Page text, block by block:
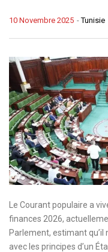
-Tunisie
10 Novembre 2025
Le Courant populaire a
finances 2026,
Parlement, estimant qu’il
avec les principes d’un